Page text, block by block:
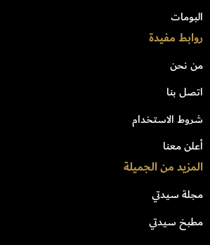
البومات
روابط مفيدة
من نحن
اتصل بنا
شروط الاستخدام
أعلن معنا
المزيد من الجميلة
مجلة سيدتي
مطبخ سيدتي